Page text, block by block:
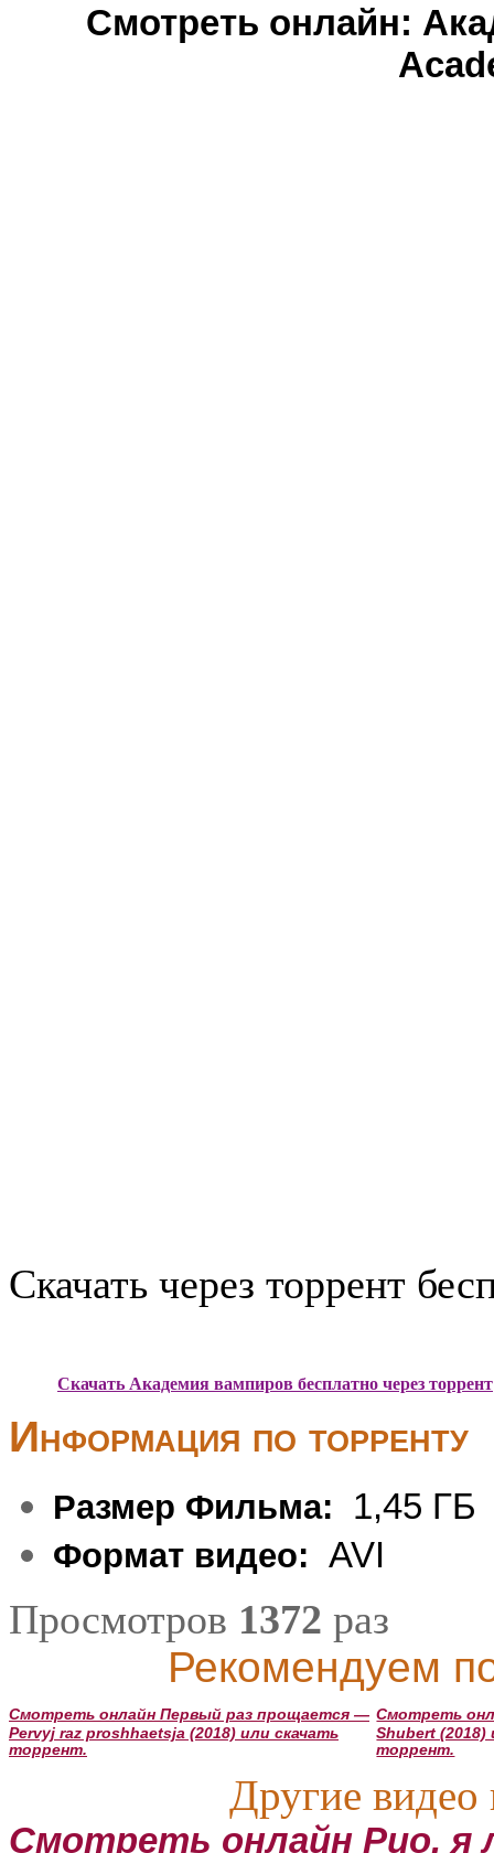
Смотреть онлайн:
Скачать через торрент
Скачать Академия вампиров бесплатно через торрент
Информация по торренту
Размер Фильма: 1,45 ГБ
Формат видео: AVI
Просмотров 1372 раз
Рекомендуем
Смотреть онлайн Первый раз прощается —
Pervyj raz proshhaetsja (2018) или скачать
торрент.
Смотреть
Shubert (2018)
торрент.
Другие видео
Смотреть онлайн Рио, я